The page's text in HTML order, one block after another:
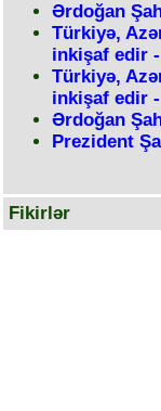
Ərdoğan
Türkiyə,
inkişaf edir
Türkiyə,
inkişaf edir
Ərdoğan
Prezident
Fikirlər